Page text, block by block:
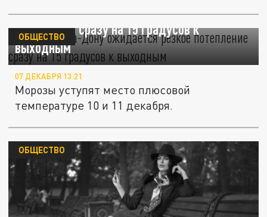
В Ростове-на-Дону ожидается резкое
потепление сразу на 15 градусов к
выходным
ОБЩЕСТВО
07 ДЕКАБРЯ 13:21
Морозы уступят место плюсовой
температуре 10 и 11 декабря.
ОБЩЕСТВО